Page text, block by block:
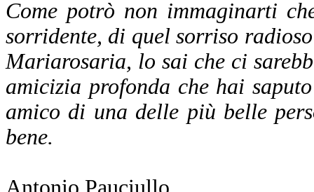
Come potrò non immaginarti
sorridente, di quel sorriso
Mariarosaria, lo sai che ci
amicizia profonda che hai
amico di una delle più belle
bene.